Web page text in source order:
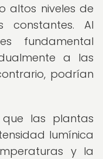
altos niveles de
constantes. Al
fundamental
a las
podrían
las plantas
lumínica
y la